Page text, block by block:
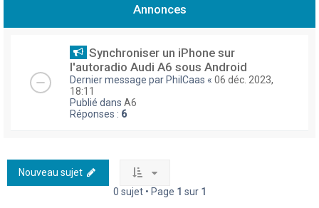
r
Annonces
Synchroniser un iPhone sur
l'autoradio Audi A6 sous Android
Dernier message par PhilCaas « 06 déc. 2023,
18:11
Publié dans A6
Réponses : 6
Nouveau sujet
0 sujet • Page 1 sur 1